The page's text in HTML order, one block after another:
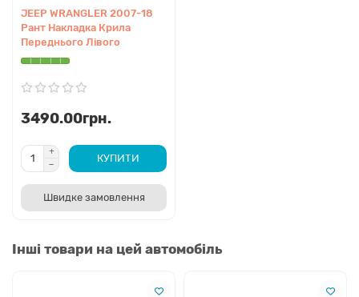
JEEP WRANGLER 2007-18
Рант Накладка Крила
Переднього Лівого
3490.00грн.
КУПИТИ
Швидке замовлення
Інші товари на цей автомобіль